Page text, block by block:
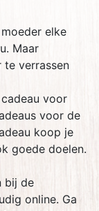
elke
Maar
te verrassen
voor
voor de
koop je
goede doelen.
bij de
online. Ga